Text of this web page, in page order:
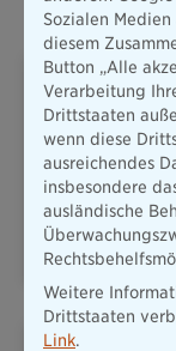
PLUSRENTE –
FÜR IHRE
Sozialen
diesem
Button „Alle
Verarbeitung
Drittstaaten
wenn diese
ausreichendes
insbesondere
ausländische
Weitere
Drittstaaten
Link.